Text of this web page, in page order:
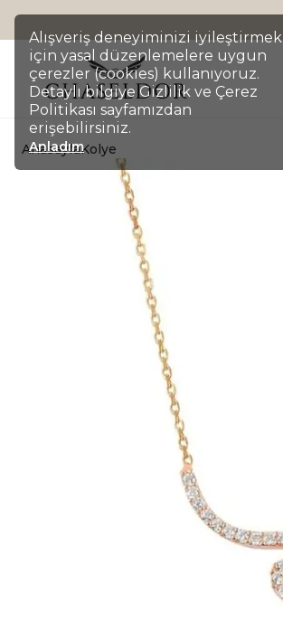
Alışveriş deneyiminizi iyileştirmek
için yasal düzenlemelere uygun
çerezler (cookies) kullanıyoruz.
Detaylı bilgiye Gizlilik ve Çerez
Politikası sayfamızdan
erişebilirsiniz.
Anladım
AnasayfaKolye